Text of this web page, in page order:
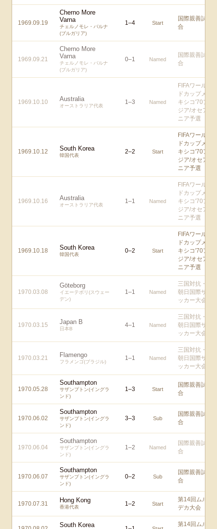
1969.09.19
Cherno More
Varna
チェルノモレ・バルナ
(ブルガリア)
1–4 Start
国際親善試
合
1969.09.21
Cherno More
Varna
チェルノモレ・バルナ
(ブルガリア)
0–1 Named
国際親善試
合
1969.10.10 Australia
オーストラリア代表
1–3 Named
FIFAワール
ドカップメ
キシコ'70ア
ジア/オセア
ニア予選
1969.10.12 South Korea
韓国代表
2–2 Start
FIFAワール
ドカップメ
キシコ'70ア
ジア/オセア
ニア予選
1969.10.16 Australia
オーストラリア代表
1–1 Named
FIFAワール
ドカップメ
キシコ'70ア
ジア/オセア
ニア予選
1969.10.18 South Korea
韓国代表
0–2 Start
FIFAワール
ドカップメ
キシコ'70ア
ジア/オセア
ニア予選
1970.03.08
Göteborg
イエーテボリ(スウェー
デン)
1–1 Named
三国対抗・
朝日国際サ
ッカー大会
1970.03.15 Japan B
日本B
4–1 Named
三国対抗・
朝日国際サ
ッカー大会
1970.03.21 Flamengo
フラメンゴ(ブラジル)
1–1 Named
三国対抗・
朝日国際サ
ッカー大会
1970.05.28
Southampton
サザンプトン(イングラ
ンド)
1–3 Start
国際親善試
合
1970.06.02
Southampton
サザンプトン(イングラ
ンド)
3–3 Sub
国際親善試
合
1970.06.04
Southampton
サザンプトン(イングラ
ンド)
1–2 Named
国際親善試
合
1970.06.07
Southampton
サザンプトン(イングラ
ンド)
0–2 Sub
国際親善試
合
1970.07.31 Hong Kong
香港代表 1–2 Start
第14回ムル
デカ大会
South Korea 第14回ムル